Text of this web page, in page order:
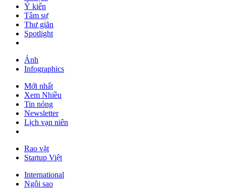
Ý kiến
Tâm sự
Thư giãn
Spotlight
Ảnh
Infographics
Mới nhất
Xem Nhiều
Tin nóng
Newsletter
Lịch vạn niên
Rao vặt
Startup Việt
International
Ngôi sao